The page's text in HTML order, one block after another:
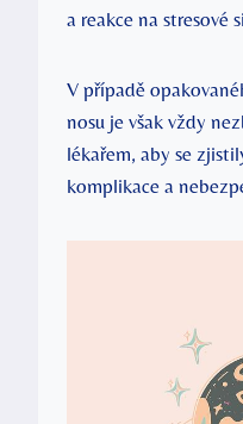
a reakce na stresové
V případě
nosu je však vždy
lékařem, aby se
komplikace a